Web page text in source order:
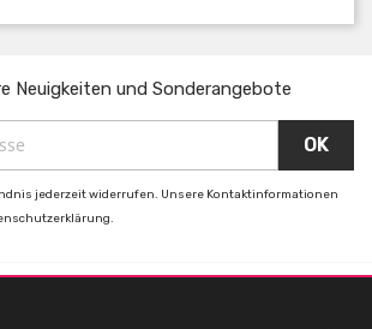
Neuigkeiten und Sonderangebote
jederzeit widerrufen. Unsere Kontaktinformationen